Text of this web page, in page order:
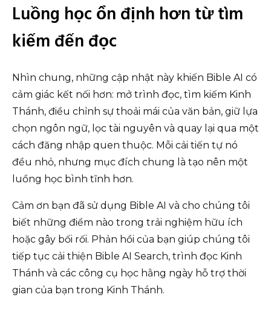
Luồng học ổn định hơn từ tìm
kiếm đến đọc
Nhìn chung, những cập nhật này khiến Bible AI có
cảm giác kết nối hơn: mở trình đọc, tìm kiếm Kinh
Thánh, điều chỉnh sự thoải mái của văn bản, giữ lựa
chọn ngôn ngữ, lọc tài nguyên và quay lại qua một
cách đăng nhập quen thuộc. Mỗi cải tiến tự nó
đều nhỏ, nhưng mục đích chung là tạo nên một
luồng học bình tĩnh hơn.
Cảm ơn bạn đã sử dụng Bible AI và cho chúng tôi
biết những điểm nào trong trải nghiệm hữu ích
hoặc gây bối rối. Phản hồi của bạn giúp chúng tôi
tiếp tục cải thiện Bible AI Search, trình đọc Kinh
Thánh và các công cụ học hằng ngày hỗ trợ thời
gian của bạn trong Kinh Thánh.